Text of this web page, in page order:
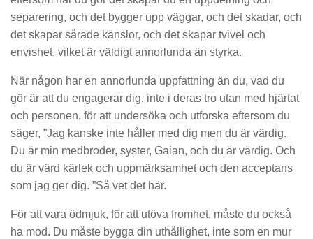
separering, och det bygger upp väggar, och det skadar, och
det skapar sårade känslor, och det skapar tvivel och
envishet, vilket är väldigt annorlunda än styrka.
När någon har en annorlunda uppfattning än du, vad du
gör är att du engagerar dig, inte i deras tro utan med hjärtat
och personen, för att undersöka och utforska eftersom du
säger, ”Jag kanske inte håller med dig men du är värdig.
Du är min medbroder, syster, Gaian, och du är värdig. Och
du är värd kärlek och uppmärksamhet och den acceptans
som jag ger dig. ”Så vet det här.
För att vara ödmjuk, för att utöva fromhet, måste du också
ha mod. Du måste bygga din uthållighet, inte som en mur